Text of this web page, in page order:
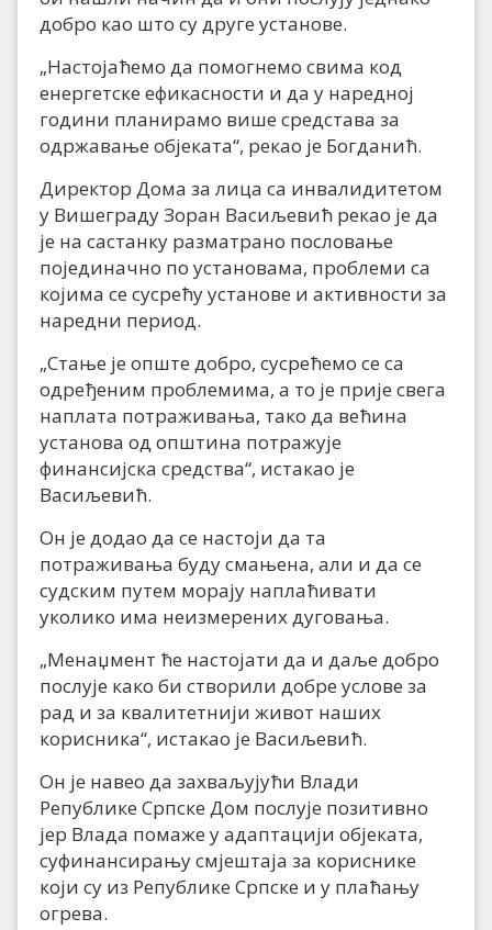
добро као што су друге установе.
„Настојаћемо да помогнемо свима код
енергетске ефикасности и да у наредној
години планирамо више средстава за
одржавање објеката“, рекао је Богданић.
Директор Дома за лица са инвалидитетом
у Вишеграду Зоран Васиљевић рекао је да
је на састанку разматрано пословање
појединачно по установама, проблеми са
којима се сусрећу установе и активности за
наредни период.
„Стање је опште добро, сусрећемо се са
одређеним проблемима, а то је прије свега
наплата потраживања, тако да већина
установа од општина потражује
финансијска средства“, истакао је
Васиљевић.
Он је додао да се настоји да та
потраживања буду смањена, али и да се
судским путем морају наплаћивати
уколико има неизмерених дуговања.
„Менаџмент ће настојати да и даље добро
послује како би створили добре услове за
рад и за квалитетнији живот наших
корисника“, истакао је Васиљевић.
Он је навео да захваљујући Влади
Републике Српске Дом послује позитивно
јер Влада помаже у адаптацији објеката,
суфинансирању смјештаја за кориснике
који су из Републике Српске и у плаћању
огрева.